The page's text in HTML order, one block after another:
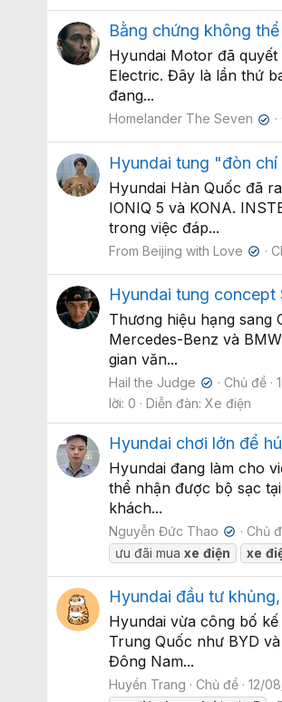
Bằng chứng không
Hyundai Motor đã
Electric. Đây là lần thứ
đang...
Homelander The Seven ✔
Hyundai tung "đòn
Hyundai Hàn Quốc đã
IONIQ 5 và KONA.
trong việc đáp...
From Beijing with Love ✔
Hyundai tung concept
Thương hiệu hạng
Mercedes-Benz và
gian văn...
Hail the Judge ✔ Chủ đề
lời: 0
Diễn đàn: Xe điện
Hyundai chơi lớn để
Hyundai đang làm cho
thể nhận được bộ sạc
khách...
Nguyễn Đức Thao ✔ Chủ
ưu đãi mua xe điện xe
Hyundai đầu tư
Hyundai vừa công bố
Trung Quốc như BYD
Đông Nam...
Huyền Trang Chủ đề 12/